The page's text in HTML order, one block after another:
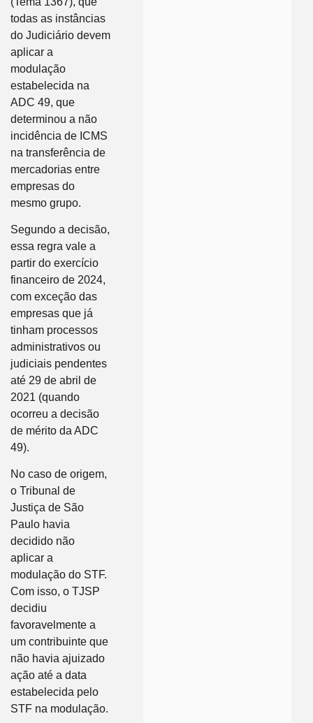
todas as instâncias
do Judiciário devem
aplicar a
modulação
estabelecida na
ADC 49, que
determinou a não
incidência de ICMS
na transferência de
mercadorias entre
empresas do
mesmo grupo.
Segundo a decisão,
essa regra vale a
partir do exercício
financeiro de 2024,
com exceção das
empresas que já
tinham processos
administrativos ou
judiciais pendentes
até 29 de abril de
2021 (quando
ocorreu a decisão
de mérito da ADC
49).
No caso de origem,
o Tribunal de
Justiça de São
Paulo havia
decidido não
aplicar a
modulação do STF.
Com isso, o TJSP
decidiu
favoravelmente a
um contribuinte que
não havia ajuizado
ação até a data
estabelecida pelo
STF na modulação.